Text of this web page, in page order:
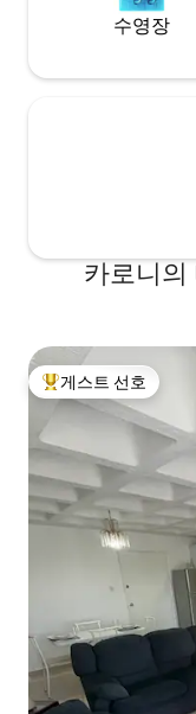
수영장
카로니의
상위 게스트 선호
게스트 선호